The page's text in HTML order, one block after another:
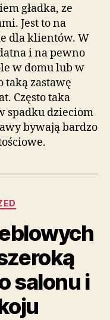
gładka, ze
Jest to na
dla klientów. W
i na pewno
w domu lub w
taką zastawę
Często taka
spadku dzieciom
bywają bardzo
salonu i